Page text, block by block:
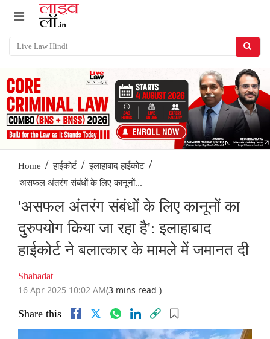
Home / हाईकोर्ट / इलाहाबाद हाईकोट /
'असफल अंतरंग संबंधों के लिए कानूनों...
'असफल अंतरंग संबंधों के लिए कानूनों का
दुरुपयोग किया जा रहा है': इलाहाबाद
हाईकोर्ट ने बलात्कार के मामले में जमानत दी
Shahadat
16 Apr 2025 10:02 AM(3 mins read )
Share this